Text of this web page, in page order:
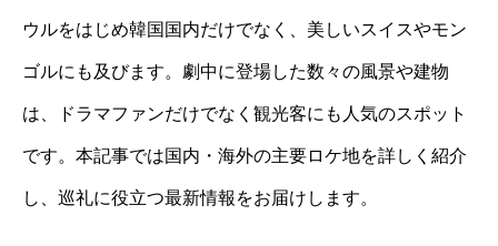
ウルをはじめ韓国国内だけでなく、美しいスイスやモン
ゴルにも及びます。劇中に登場した数々の風景や建物
は、ドラマファンだけでなく観光客にも人気のスポット
です。本記事では国内・海外の主要ロケ地を詳しく紹介
し、巡礼に役立つ最新情報をお届けします。